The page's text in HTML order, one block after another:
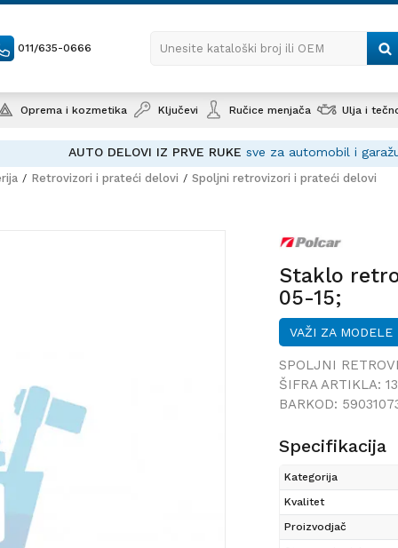
011/635-0666 Unesite kataloški broj ili OEM
Oprema i kozmetika Ključevi Ručice menjača Ulja i
AUTO DELOVI IZ PRVE RUKE sve za automobil i
Retrovizori i prateći delovi Spoljni retrovizori i prateći delovi
Staklo
05-15;
VAŽI ZA MODELE
SPOLJNI
ŠIFRA ARTIKLA:
BARKOD:
Specifikacija
Kategorija
Kvalitet
Proizvodjač